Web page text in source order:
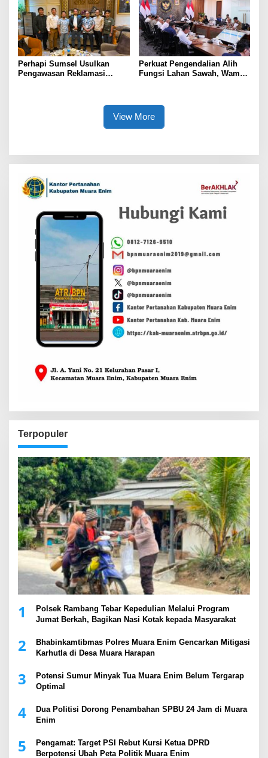
Daerah
Perhapi Sumsel Usulkan
Pengawasan Reklamasi
Perkuat Pengendalian Alih
Fungsi Lahan Sawah, Wamen
View More
Terpopuler
1
Polsek Rambang Tebar Kepedulian Melalui Program
Jumat Berkah, Bagikan Nasi Kotak kepada Masyarakat
2
Bhabinkamtibmas Polres Muara Enim Gencarkan Mitigasi
Karhutla di Desa Muara Harapan
3
Potensi Sumur Minyak Tua Muara Enim Belum Tergarap
Optimal
4
Dua Politisi Dorong Penambahan SPBU 24 Jam di Muara
Enim
5
Pengamat: Target PSI Rebut Kursi Ketua DPRD
Berpotensi Ubah Peta Politik Muara Enim